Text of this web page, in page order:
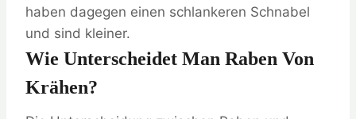
haben dagegen einen schlankeren Schnabel
und sind kleiner.
Wie Unterscheidet Man Raben Von
Krähen?